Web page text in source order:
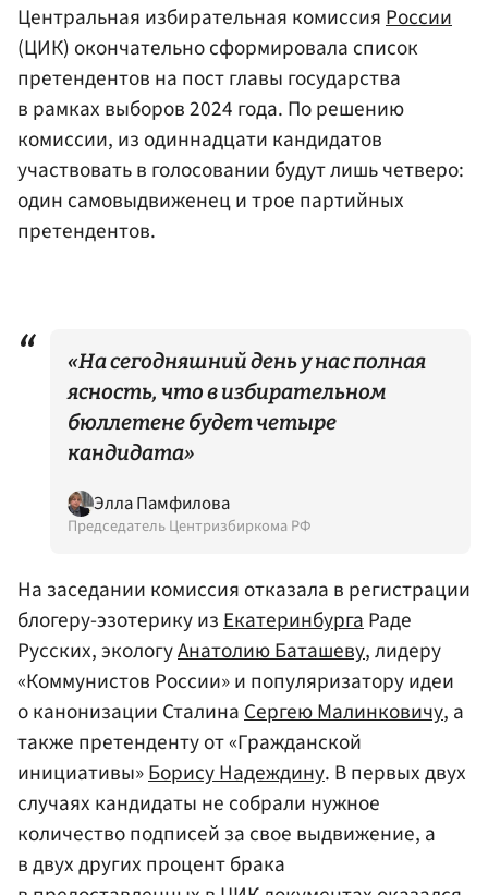
Центральная избирательная комиссияРоссии
(ЦИК) окончательно сформировала список
претендентов на пост главы государства
в рамках выборов 2024 года. По решению
комиссии, из одиннадцати кандидатов
участвовать в голосовании будут лишь четверо:
один самовыдвиженец и трое партийных
претендентов.
«На сегодняшний день у нас полная
ясность, что в избирательном
бюллетене будет четыре
кандидата»
Элла Памфилова
Председатель Центризбиркома РФ
На заседании комиссия отказала в регистрации
блогеру-эзотерику изЕкатеринбургаРаде
Русских, экологуАнатолию Баташеву, лидеру
«Коммунистов России» и популяризатору идеи
о канонизации СталинаСергею Малинковичу, а
также претенденту от «Гражданской
инициативы»Борису Надеждину. В первых двух
случаях кандидаты не собрали нужное
количество подписей за свое выдвижение, а
в двух других процент брака